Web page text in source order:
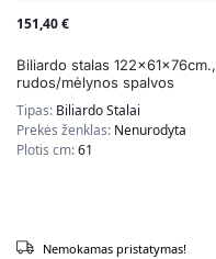
151,40€
Biliardo stalas 122x61x76cm.,
rudos/mėlynos spalvos
Tipas: Biliardo Stalai
Prekės ženklas: Nenurodyta
Plotis cm:61
Nemokamas pristatymas!